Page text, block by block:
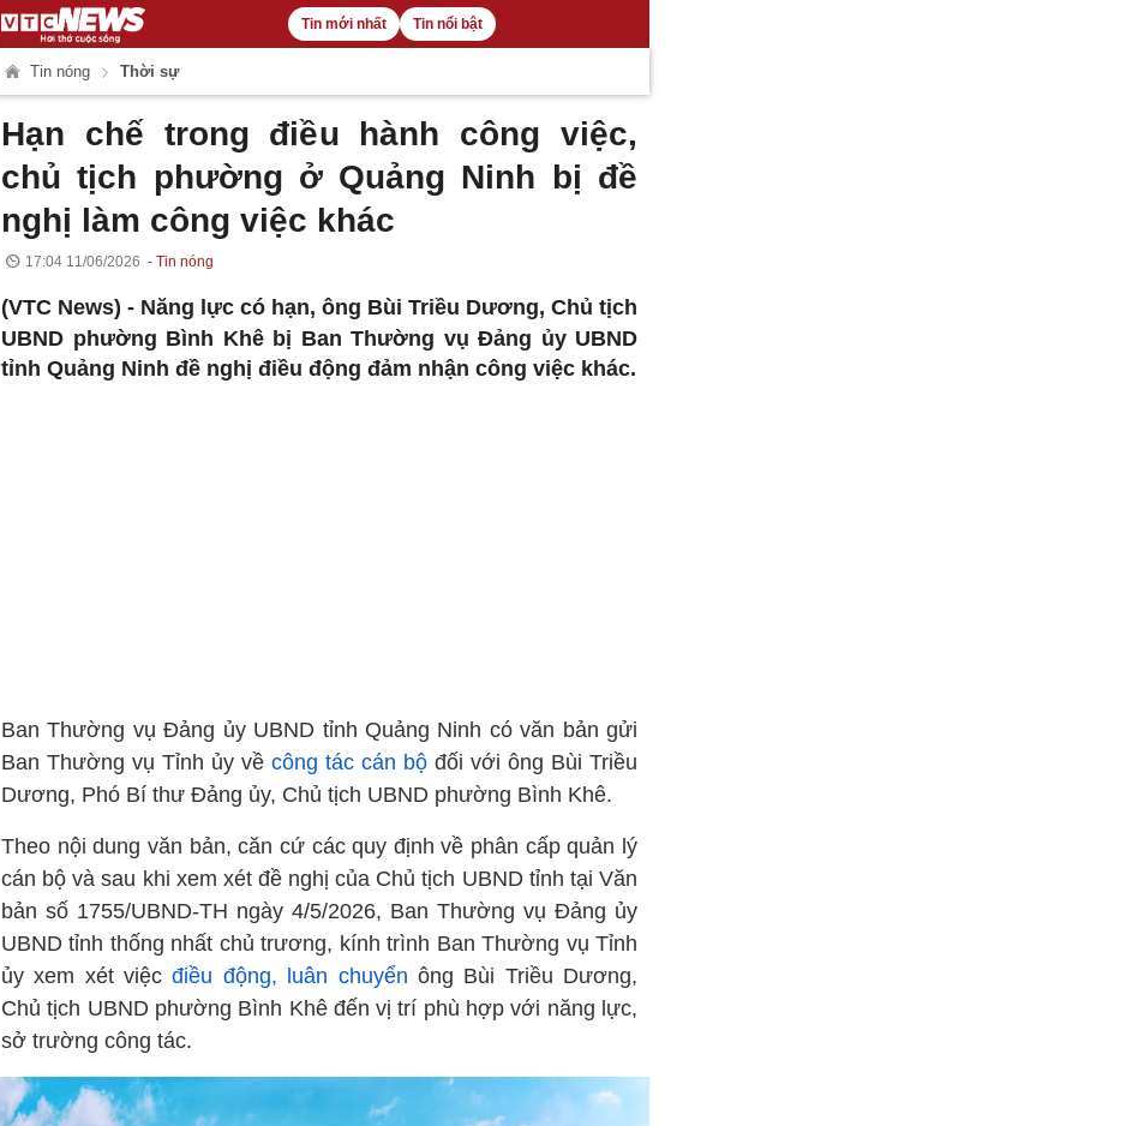
Tin mới nhất Tin nổi bật
Tin nóng Thời sự
Hạn chế trong điều hành công việc,
chủ tịch phường ở Quảng Ninh bị đề
nghị làm công việc khác
17:04 11/06/2026 Tin nóng
(VTC News) - Năng lực có hạn, ông Bùi Triều Dương, Chủ tịch
UBND phường Bình Khê bị Ban Thường vụ Đảng ủy UBND
tỉnh Quảng Ninh đề nghị điều động đảm nhận công việc khác.
Ban Thường vụ Đảng ủy UBND tỉnh Quảng Ninh có văn bản gửi
Ban Thường vụ Tỉnh ủy về công tác cán bộ đối với ông Bùi Triều
Dương, Phó Bí thư Đảng ủy, Chủ tịch UBND phường Bình Khê.
Theo nội dung văn bản, căn cứ các quy định về phân cấp quản lý
cán bộ và sau khi xem xét đề nghị của Chủ tịch UBND tỉnh tại Văn
bản số 1755/UBND-TH ngày 4/5/2026, Ban Thường vụ Đảng ủy
UBND tỉnh thống nhất chủ trương, kính trình Ban Thường vụ Tỉnh
ủy xem xét việcđiều động, luân chuyển ông Bùi Triều Dương,
Chủ tịch UBND phường Bình Khê đến vị trí phù hợp với năng lực,
sở trường công tác.